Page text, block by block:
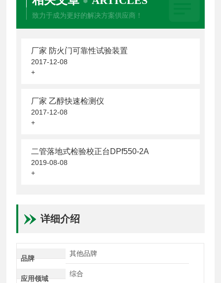
致力于成为更好的解决方案供应商！
厂家 防火门可靠性试验装置
2017-12-08
+
厂家 乙醇快速检测仪
2017-12-08
+
二管落地式检验校正台DPf550-2A
2019-08-08
+
详细介绍
品牌
其他品牌
应用领域
综合